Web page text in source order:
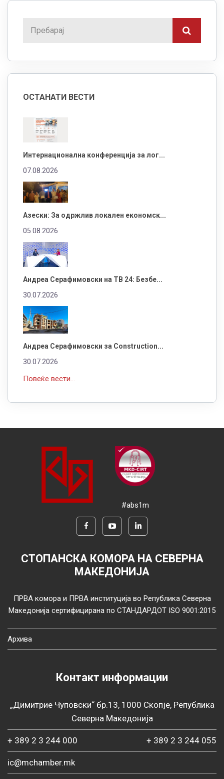
ОСТАНАТИ ВЕСТИ
Интернационална конференција за лог...
07.08.2026
Азески: За одржлив локален економск...
05.08.2026
Андреа Серафимовски на ТВ 24: Безбе...
30.07.2026
Андреа Серафимовски за Construction...
30.07.2026
Повеќе вести...
#abs1m
СТОПАНСКА КОМОРА НА СЕВЕРНА
МАКЕДОНИЈА
ПРВА комора и ПРВА институција во Република Северна
Македонија сертифицирана по СТАНДАРДОТ ISO 9001:2015
Архива
Контакт информации
„Димитрие Чуповски“ бр.13, 1000 Скопје, Република
Северна Македонија
+ 389 2 3 244 000 + 389 2 3 244 055
ic@mchamber.mk